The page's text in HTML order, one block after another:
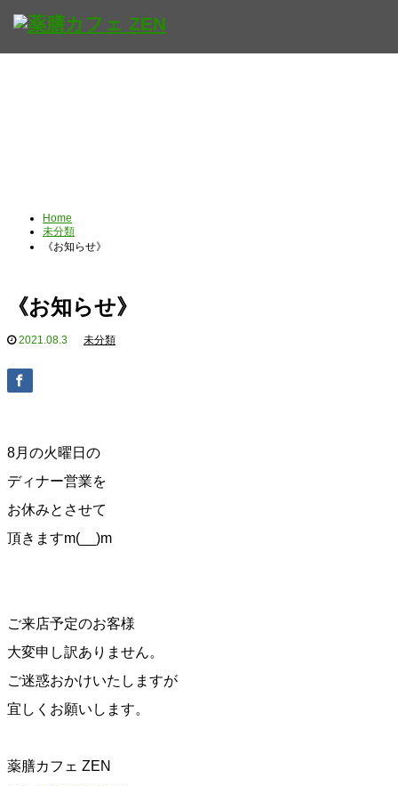
Home
未分類
《お知らせ》
《お知らせ》
2021.08.3 未分類
8月の火曜日の
ディナー営業を
お休みとさせて
頂きますm(__)m
ご来店予定のお客様
大変申し訳ありません。
ご迷惑おかけいたしますが
宜しくお願いします。
薬膳カフェ ZEN